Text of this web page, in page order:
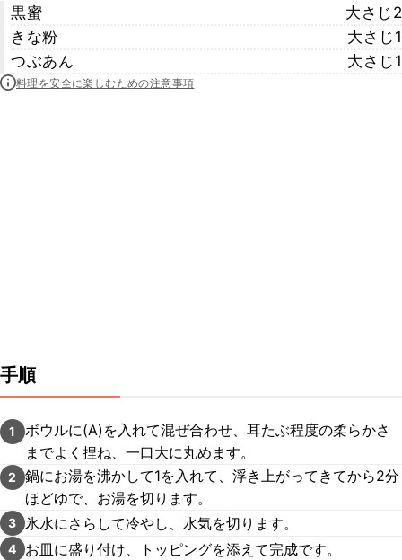
黒蜜
大さじ2
きな粉
大さじ1
つぶあん
大さじ1
料理を安全に楽しむための注意事項
手順
1
ボウルに(A)を入れて混ぜ合わせ、耳たぶ程度の柔らかさ
までよく捏ね、一口大に丸めます。
2
鍋にお湯を沸かして1を入れて、浮き上がってきてから2分
ほどゆで、お湯を切ります。
3 氷水にさらして冷やし、水気を切ります。
4 お皿に盛り付け、トッピングを添えて完成です。